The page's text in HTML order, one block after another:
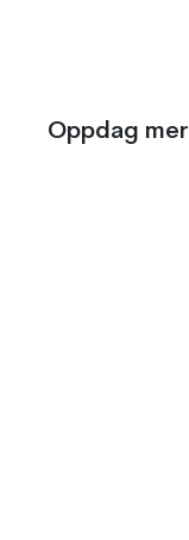
Oppdag mer